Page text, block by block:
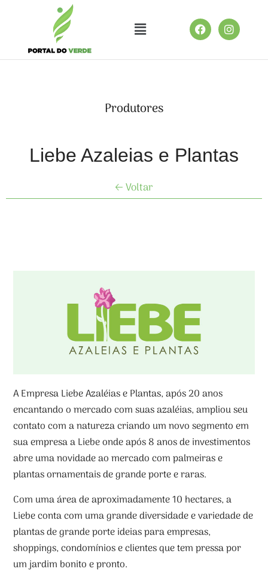
Produtores
Liebe Azaleias e Plantas
🡠 Voltar
A Empresa Liebe Azaléias e Plantas, após 20 anos
encantando o mercado com suas azaléias, ampliou seu
contato com a natureza criando um novo segmento em
sua empresa a Liebe onde após 8 anos de investimentos
abre uma novidade ao mercado com palmeiras e
plantas ornamentais de grande porte e raras.
Com uma área de aproximadamente 10 hectares, a
Liebe conta com uma grande diversidade e variedade de
plantas de grande porte ideias para empresas,
shoppings, condomínios e clientes que tem pressa por
um jardim bonito e pronto.